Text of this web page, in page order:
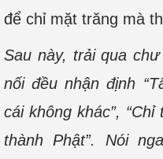
để chỉ mặt trăng mà
Sau này, trải qua
nối đều nhận định
cái không khác”,
thành Phật”. Nói